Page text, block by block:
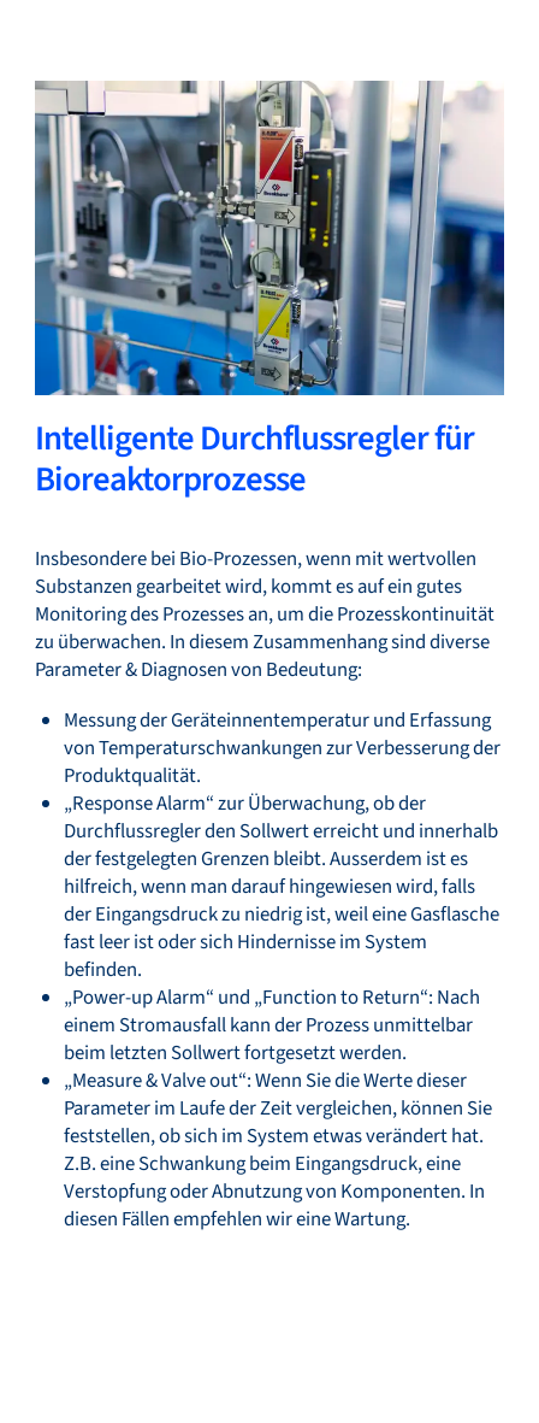
Intelligente Durchflussregler für
Bioreaktorprozesse
Insbesondere bei Bio-Prozessen, wenn mit wertvollen
Substanzen gearbeitet wird, kommt es auf ein gutes
Monitoring des Prozesses an, um die Prozesskontinuität
zu überwachen. In diesem Zusammenhang sind diverse
Parameter & Diagnosen von Bedeutung:
Messung der Geräteinnentemperatur und Erfassung
von Temperaturschwankungen zur Verbesserung der
Produktqualität.
„Response Alarm“ zur Überwachung, ob der
Durchflussregler den Sollwert erreicht und innerhalb
der festgelegten Grenzen bleibt. Ausserdem ist es
hilfreich, wenn man darauf hingewiesen wird, falls
der Eingangsdruck zu niedrig ist, weil eine Gasflasche
fast leer ist oder sich Hindernisse im System
befinden.
„Power-up Alarm“ und „Function to Return“: Nach
einem Stromausfall kann der Prozess unmittelbar
beim letzten Sollwert fortgesetzt werden.
„Measure & Valve out“: Wenn Sie die Werte dieser
Parameter im Laufe der Zeit vergleichen, können Sie
feststellen, ob sich im System etwas verändert hat.
Z.B. eine Schwankung beim Eingangsdruck, eine
Verstopfung oder Abnutzung von Komponenten. In
diesen Fällen empfehlen wir eine Wartung.